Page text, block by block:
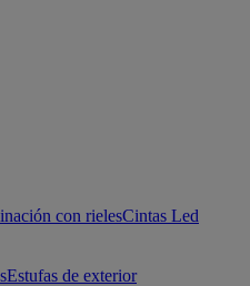
con rielesCintas Led
Estufas de exterior